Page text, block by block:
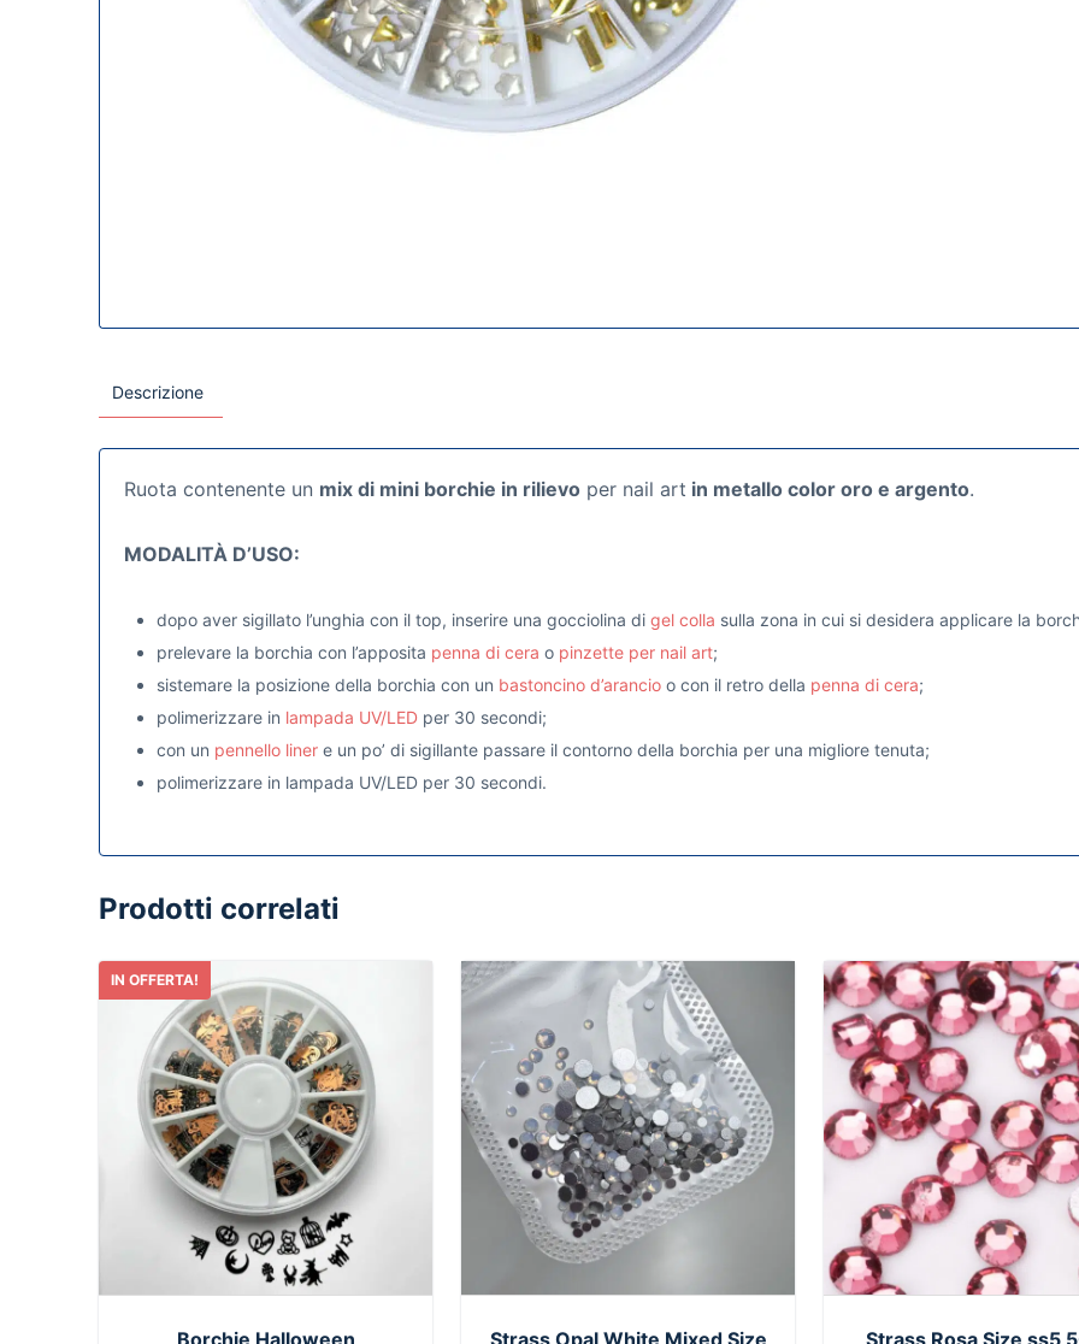
Descrizione
Ruota contenente un mix di mini borchie in rilievo per nail art in metallo color oro e argento.
MODALITÀ D’USO:
dopo aver sigillato l’unghia con il top, inserire una gocciolina di gel colla sulla zona in cui si desidera applicare la
prelevare la borchia con l’apposita penna di cera o pinzette per nail art;
sistemare la posizione della borchia con un bastoncino d’arancio o con il retro della penna di cera;
polimerizzare in lampada UV/LED per 30 secondi;
con un pennello liner e un po’ di sigillante passare il contorno della borchia per una migliore tenuta;
polimerizzare in lampada UV/LED per 30 secondi.
Prodotti correlati
IN OFFERTA!